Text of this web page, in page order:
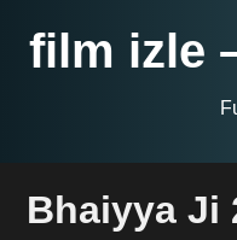
film izle
Bhaiyya Ji